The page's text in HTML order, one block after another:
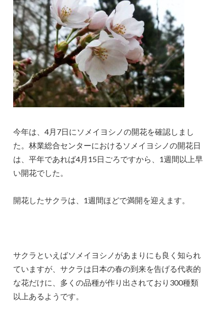
今年は、4月7日にソメイヨシノの開花を確認しまし
た。林業総合センターにおけるソメイヨシノの開花日
は、平年であれば4月15日ごろですから、1週間以上早
い開花でした。
開花したサクラは、1週間ほどで満開を迎えます。
サクラといえばソメイヨシノがあまりにも良く知られ
ていますが、サクラは日本の春の到来を告げる代表的
な花だけに、多くの品種が作り出されており300種類
以上あるようです。